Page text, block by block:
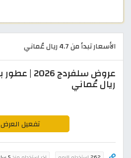
الأسعار تبدأ من 4.7 ريال عُماني
ريال عُماني
تفعيل العرض